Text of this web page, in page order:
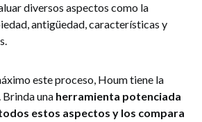
diversos aspectos como la
antigüedad, características y
este proceso, Houm tiene la
una herramienta potenciada
estos aspectos y los compara